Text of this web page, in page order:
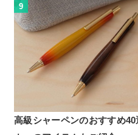
9
高級シャーペンのおすすめ